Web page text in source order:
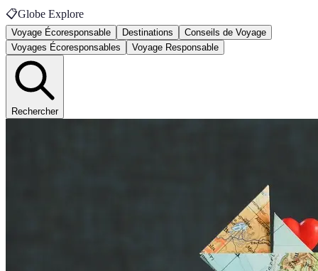
📋Globe Explore
Voyage Écoresponsable Destinations
Conseils de Voyage
Voyages Écoresponsables
Voyage Responsable
Rechercher